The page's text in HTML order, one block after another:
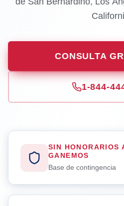
CONSULTA
1-844-
SIN HONORARIOS
GANEMOS
Base de contingencia